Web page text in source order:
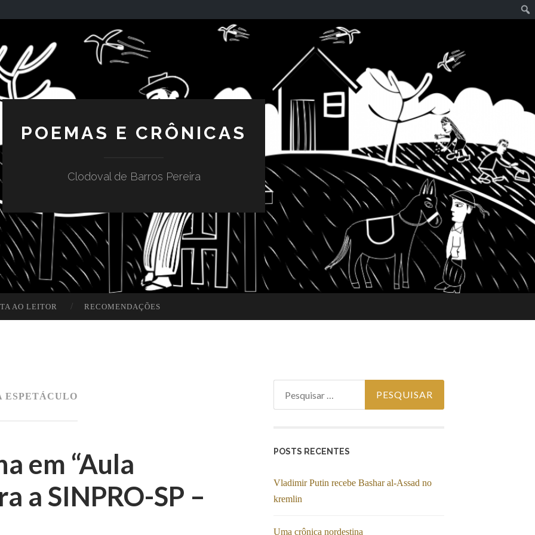
POEMAS E CRÔNICAS
Clodoval de Barros Pereira
AO LEITOR RECOMENDAÇÕES
ESPETÁCULO
em “Aula
a SINPRO-SP –
POSTS RECENTES
Vladimir Putin recebe Bashar al-Assad no
kremlin
Uma crônica nordestina